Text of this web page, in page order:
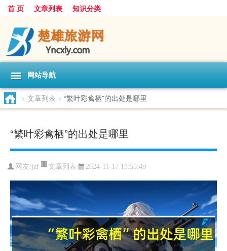
首 页 文章列表 知识分类
网站导航
> 文章列表 > “繁叶彩禽栖”的出处是哪里
“繁叶彩禽栖”的出处是哪里
网友:jzf 文章列表 2024-11-17 13:55:49